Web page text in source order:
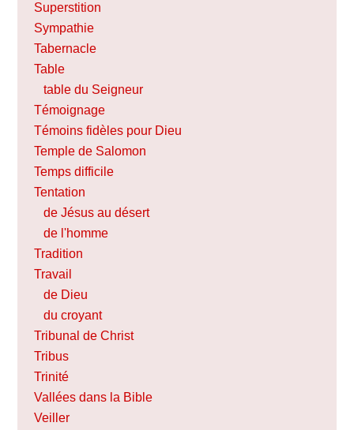
Superstition
Sympathie
Tabernacle
Table
table du Seigneur
Témoignage
Témoins fidèles pour Dieu
Temple de Salomon
Temps difficile
Tentation
de Jésus au désert
de l'homme
Tradition
Travail
de Dieu
du croyant
Tribunal de Christ
Tribus
Trinité
Vallées dans la Bible
Veiller